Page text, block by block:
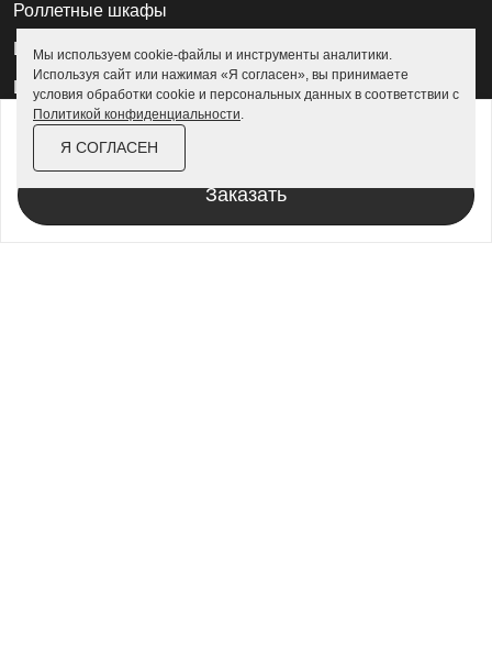
от144 100 ₽
Заказать
Роллетные шкафы
Шкафы уличные всепогодные
Шкафы садовые
Хозблоки для дачи
Хозблоки металлические
Хозблоки с дровником
Мы используем cookie-файлы и инструменты аналитики.
Используя сайт или нажимая «Я согласен», вы принимаете
условия обработки cookie и персональных данных в соответствии с
Политикой конфиденциальности.
Я СОГЛАСЕН